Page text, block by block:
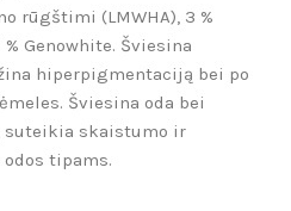
rūgštimi (LMWHA), 3 %
Genowhite. Šviesina
hiperpigmentaciją bei po
Šviesina oda bei
suteikia skaistumo ir
tipams.